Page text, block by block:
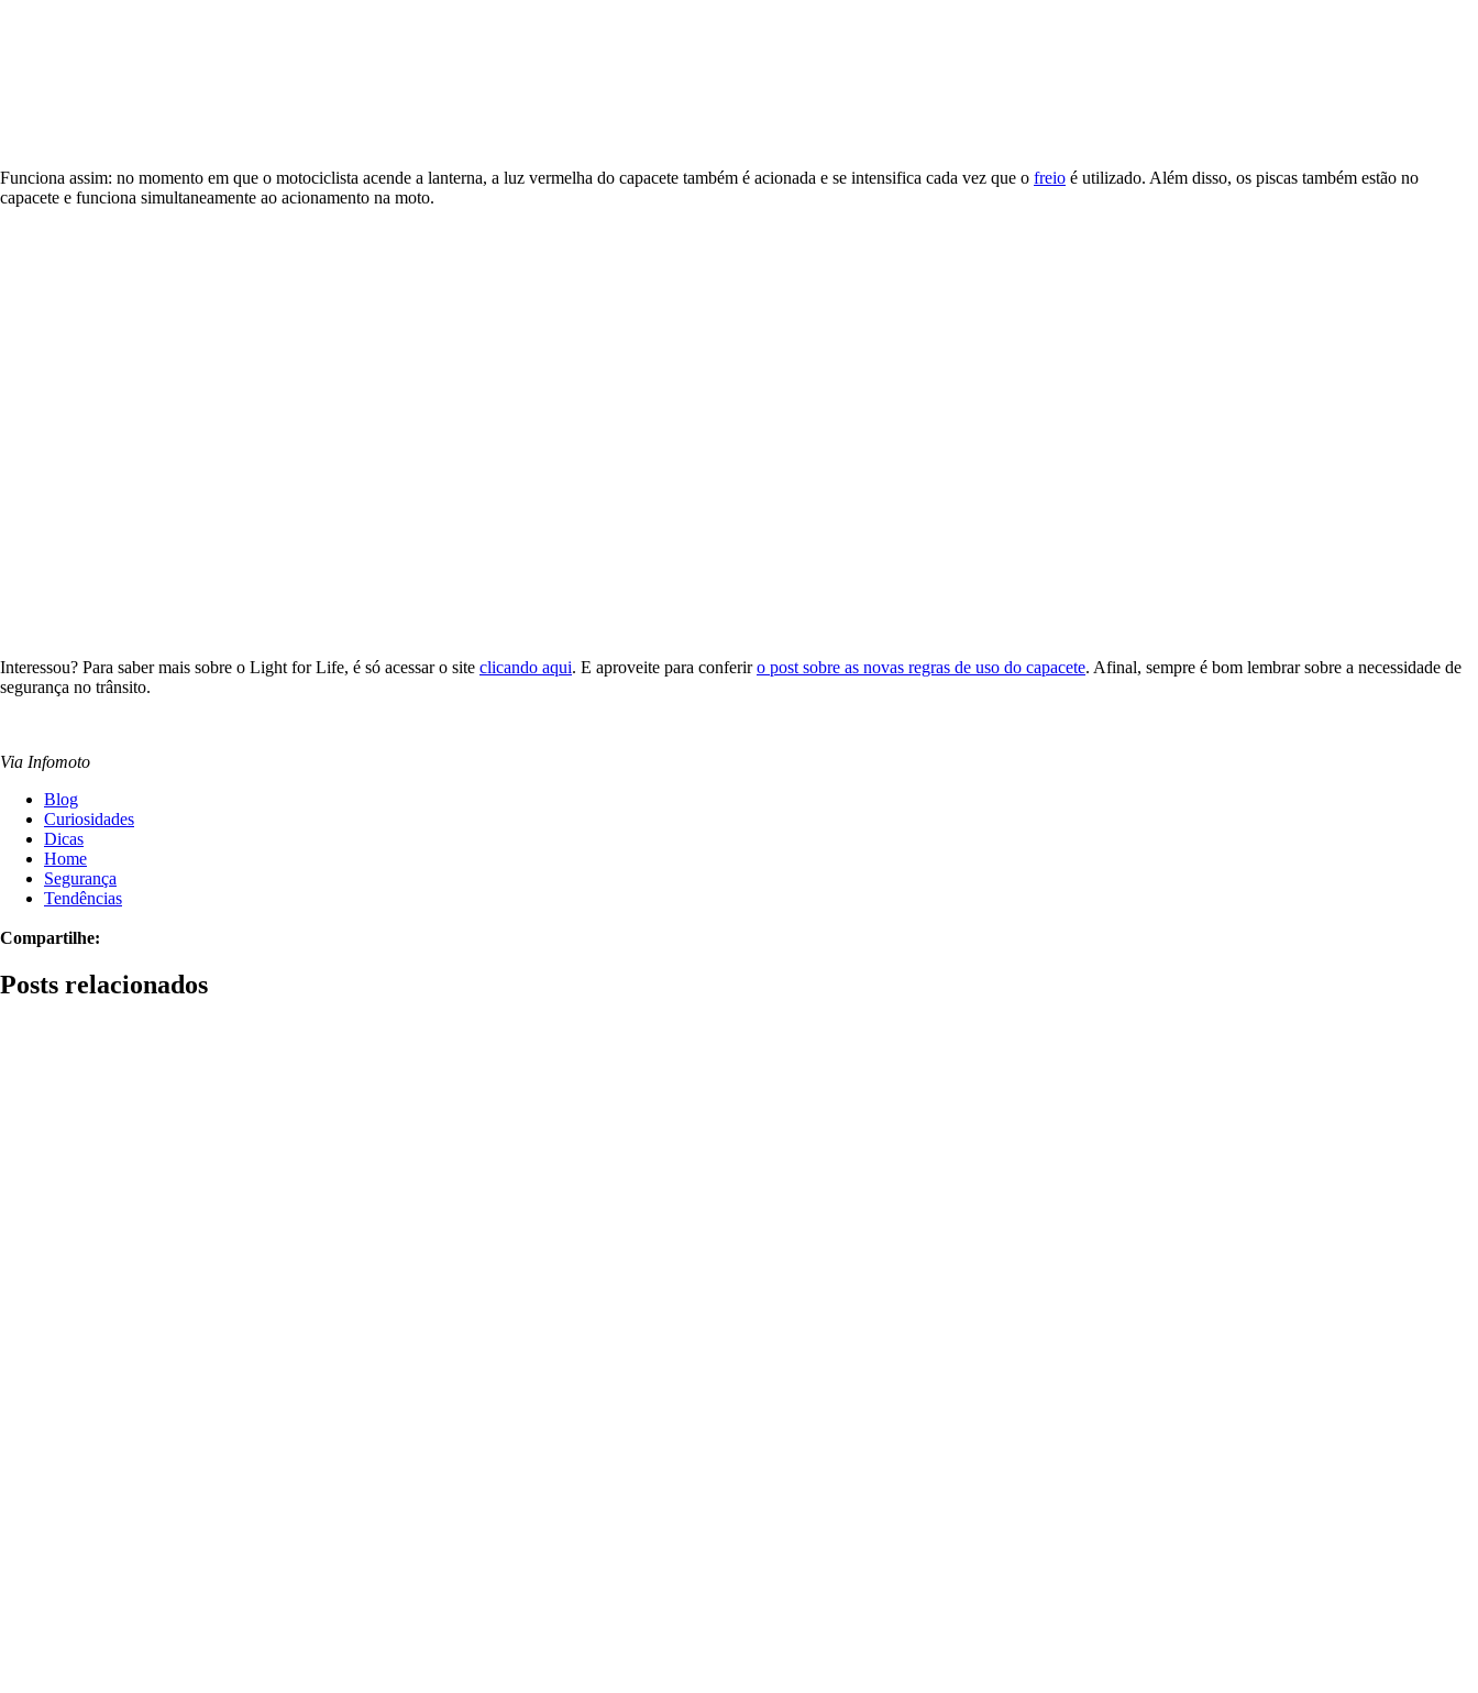
Funciona assim: no momento em que o motociclista acende a lanterna, a luz vermelha do capacete também é acionada e se intensifica cada vez que o freio é utilizado. Além disso, os piscas também estão no
capacete e funciona simultaneamente ao acionamento na moto.
Interessou? Para saber mais sobre o Light for Life, é só acessar o site clicando aqui. E aproveite para conferiro post sobre as novas regras de uso do capacete. Afinal, sempre é bom lembrar sobre a necessidade de
segurança no trânsito.
Via Infomoto
Blog
Curiosidades
Dicas
Home
Segurança
Tendências
Compartilhe:
Posts relacionados